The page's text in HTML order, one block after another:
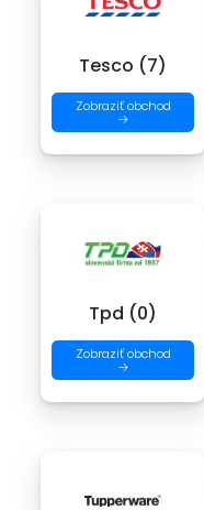
Tesco (7)
Zobraziť obchod
→
Tpd (0)
Zobraziť obchod
→